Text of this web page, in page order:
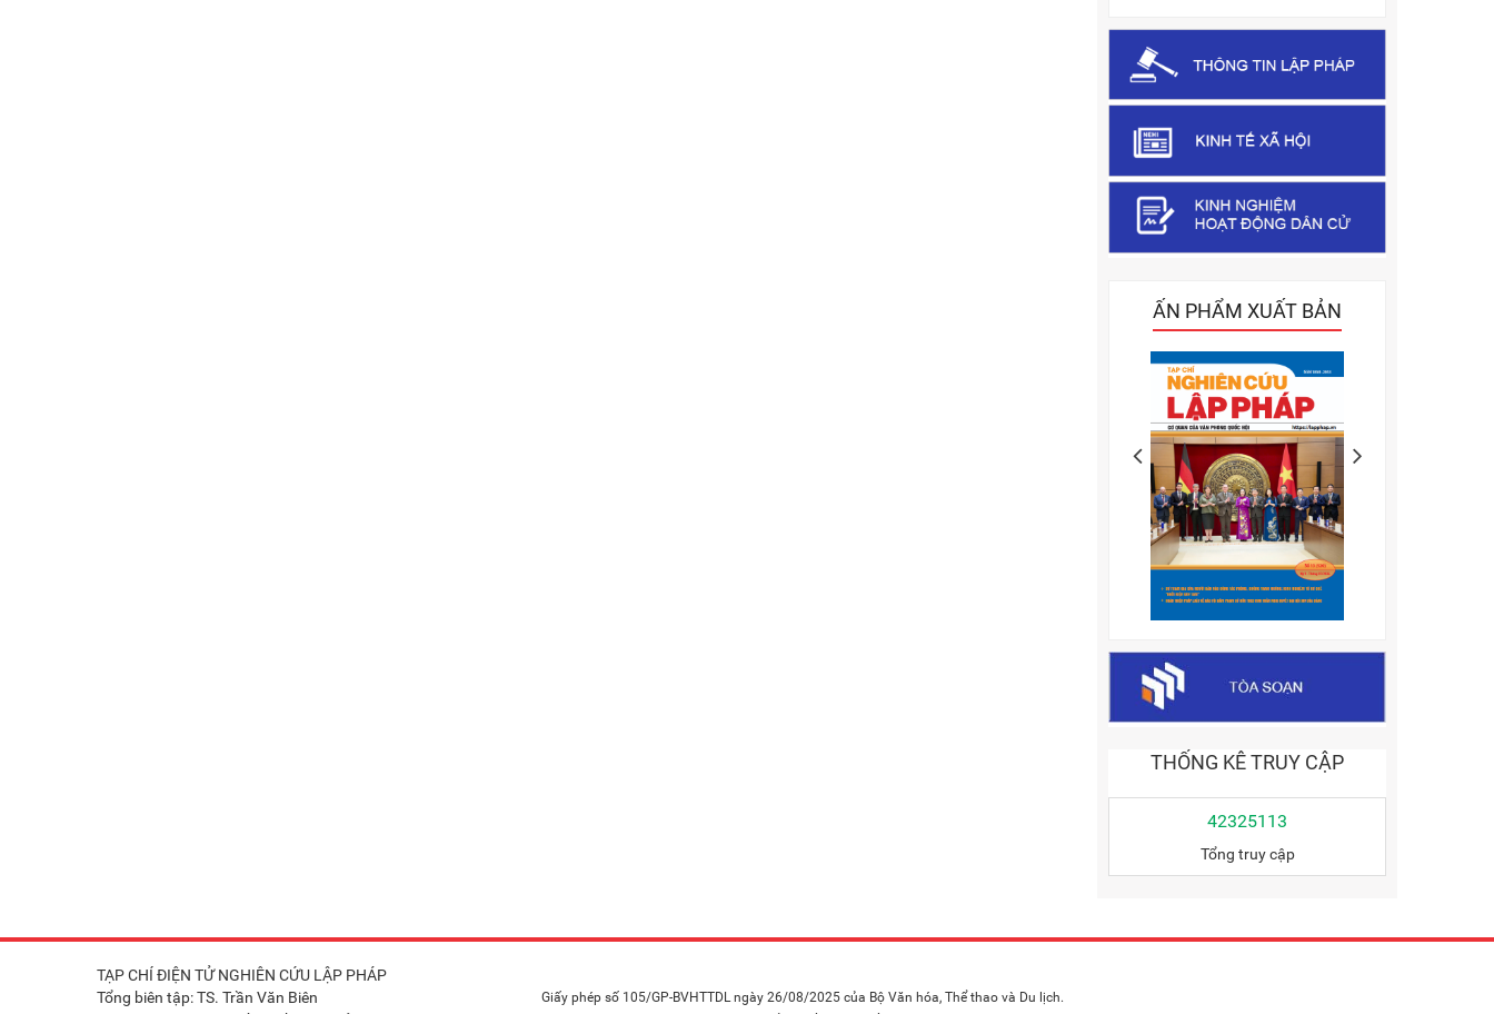
ẤN PHẨM XUẤT BẢN
THỐNG KÊ TRUY CẬP
42325113
Tổng truy cập
TẠP CHÍ ĐIỆN TỬ NGHIÊN CỨU LẬP PHÁP
Tổng biên tập: TS. Trần Văn Biên
Giấy phép số 105/GP-BVHTTDL ngày 26/08/2025 của Bộ Văn hóa, Thể thao và Du lịch.